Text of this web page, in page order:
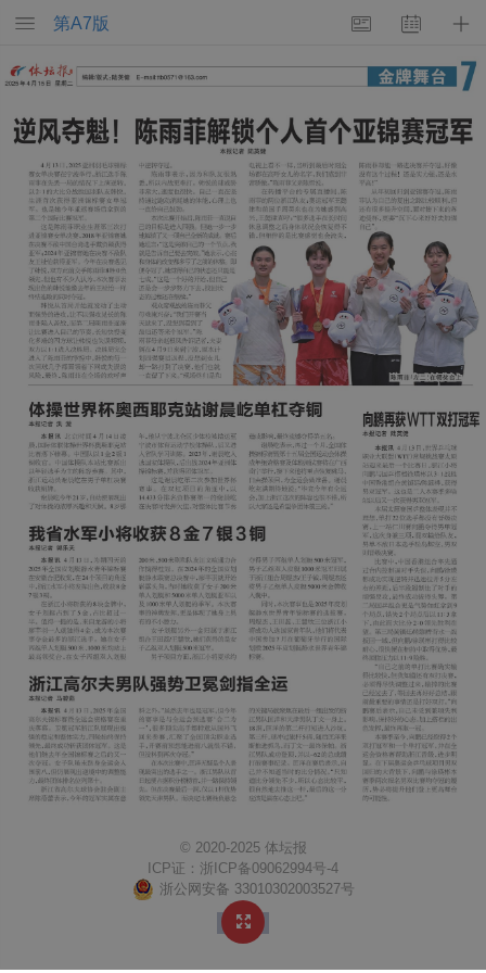
第A7版
© 2020-2025 体坛报
ICP证： 浙ICP备09062994号-4
浙公网安备 33010302003527号
↑ TOP